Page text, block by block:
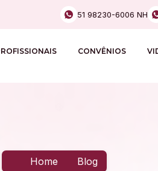
51 98230-6006 NH
CONVÊNIOS
Home Blog